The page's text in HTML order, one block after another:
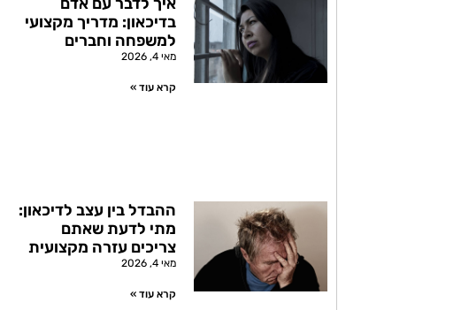
בדיכאון: מדריך מקצועי
למשפחה וחברים
מאי 4, 2026
קרא עוד »
ההבדל בין עצב לדיכאון:
מתי לדעת שאתם
צריכים עזרה מקצועית
מאי 4, 2026
קרא עוד »